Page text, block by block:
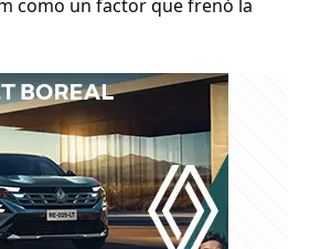
como un factor que frenó la